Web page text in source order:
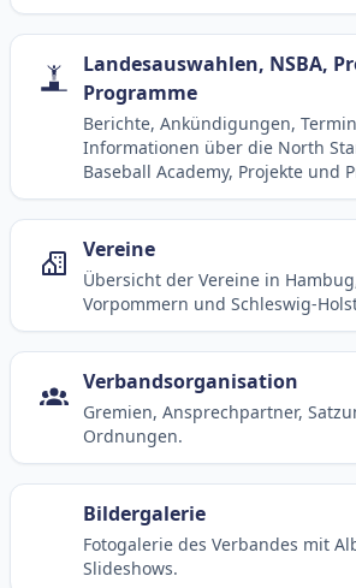
Landesauswahlen, NSBA,
Programme
Berichte, Ankündigungen,
Informationen über die North
Baseball Academy, Projekte und
Vereine
Übersicht der Vereine in
Vorpommern und Schleswig-
Verbandsorganisation
Gremien, Ansprechpartner,
Ordnungen.
Bildergalerie
Fotogalerie des Verbandes mit
Slideshows.